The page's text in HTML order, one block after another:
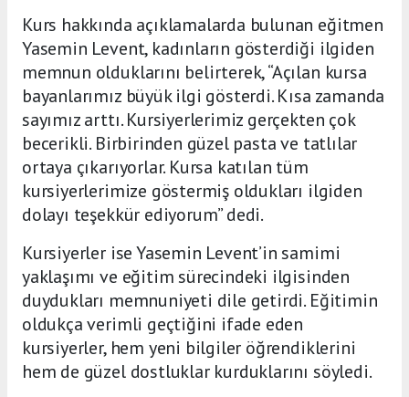
Kurs hakkında açıklamalarda bulunan eğitmen
Yasemin Levent, kadınların gösterdiği ilgiden
memnun olduklarını belirterek, “Açılan kursa
bayanlarımız büyük ilgi gösterdi. Kısa zamanda
sayımız arttı. Kursiyerlerimiz gerçekten çok
becerikli. Birbirinden güzel pasta ve tatlılar
ortaya çıkarıyorlar. Kursa katılan tüm
kursiyerlerimize göstermiş oldukları ilgiden
dolayı teşekkür ediyorum” dedi.
Kursiyerler ise Yasemin Levent’in samimi
yaklaşımı ve eğitim sürecindeki ilgisinden
duydukları memnuniyeti dile getirdi. Eğitimin
oldukça verimli geçtiğini ifade eden
kursiyerler, hem yeni bilgiler öğrendiklerini
hem de güzel dostluklar kurduklarını söyledi.